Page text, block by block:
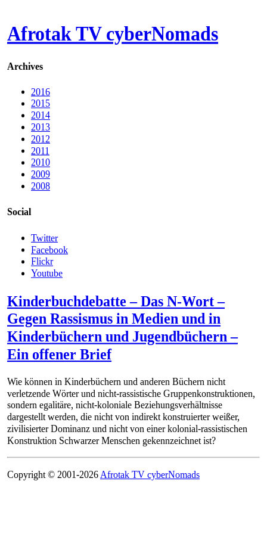
Afrotak TV cyberNomads
Archives
2016
2015
2014
2013
2012
2011
2010
2009
2008
Social
Twitter
Facebook
Flickr
Youtube
Kinderbuchdebatte – Das N-Wort –
Gegen Rassismus in Medien und in
Kinderbüchern und Jugendbüchern –
Ein offener Brief
Wie können in Kinderbüchern und anderen Büchern nicht
verletzende Wörter und nicht-rassistische Gruppenkonstruktionen,
sondern egalitäre, nicht-koloniale Beziehungsverhältnisse
dargestellt werden, die nicht von indirekt konstruierter weißer,
zivilisierter Dominanz und nicht von einer kolonial-rassistischen
Konstruktion Schwarzer Menschen gekennzeichnet ist?
Copyright © 2001-2026 Afrotak TV cyberNomads